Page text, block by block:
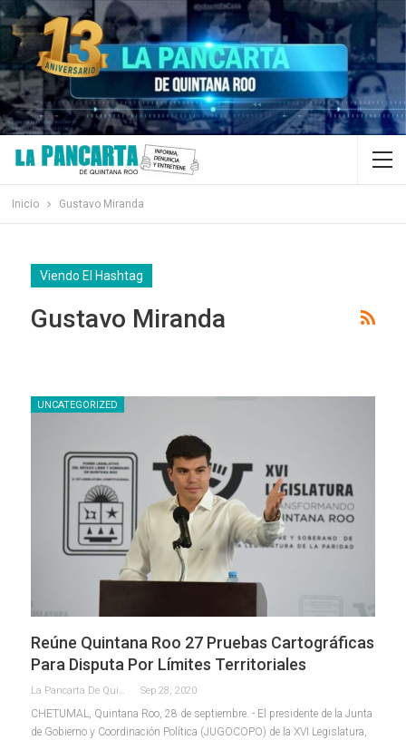
Inicio Gustavo Miranda
Viendo El Hashtag
Gustavo Miranda
UNCATEGORIZED
Reúne Quintana Roo 27 Pruebas Cartográficas
Para Disputa Por Límites Territoriales
La Pancarta De Quintana Roo Sep 28, 2020
CHETUMAL, Quintana Roo, 28 de septiembre. - El presidente de la Junta
de Gobierno y Coordinación Política (JUGOCOPO) de la XVI Legislatura,